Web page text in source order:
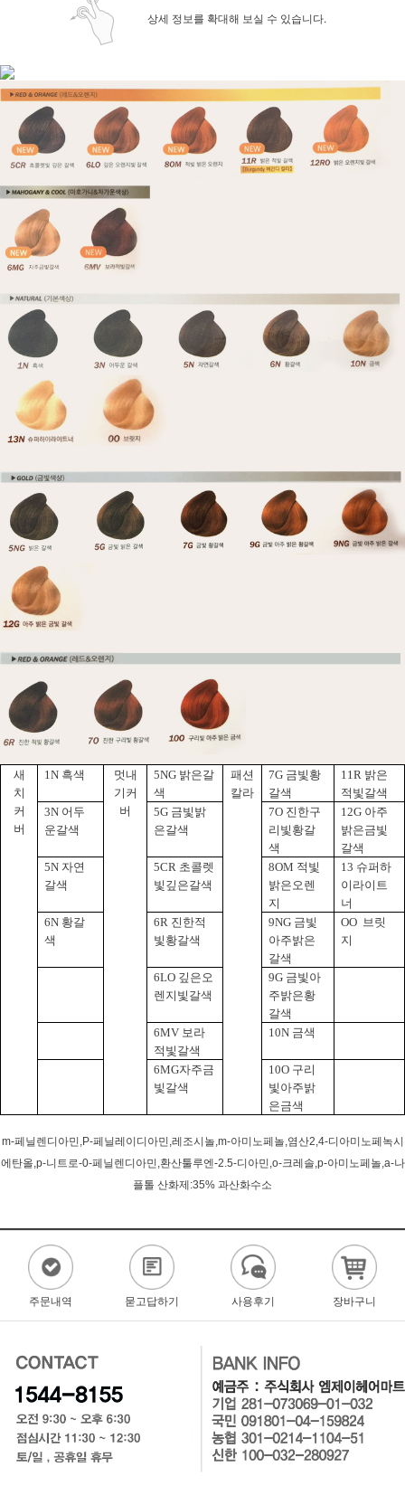
상세 정보를 확대해 보실 수 있습니다.
새
치
커
버
1N 흑색
멋내
기커
버
5NG 밝은갈
색
패션
칼라
7G 금빛황
갈색
11R 밝은
적빛갈색
3N 어두
운갈색
5G 금빛밝
은갈색
7O 진한구
리빛황갈
색
12G 아주
밝은금빛
갈색
5N 자연
갈색
5CR 초콜렛
빛깊은갈색
8OM 적빛
밝은오렌
지
13 슈퍼하
이라이트
너
6N 황갈
색
6R 진한적
빛황갈색
9NG 금빛
아주밝은
갈색
OO 브릿
지
6LO 깊은오
렌지빛갈색
9G 금빛아
주밝은황
갈색
6MV 보라
적빛갈색
10N 금색
6MG자주금
빛갈색
10O 구리
빛아주밝
은금색
m-페닐렌디아민,P-페닐레이디아민,레조시놀,m-아미노페놀,염산2,4-디아미노페녹시
에탄올,p-니트로-0-페닐렌디아민,환산툴루엔-2.5-디아민,o-크레솔,p-아미노페놀,a-나
플톨 산화제:35% 과산화수소
주문내역 묻고답하기 사용후기 장바구니